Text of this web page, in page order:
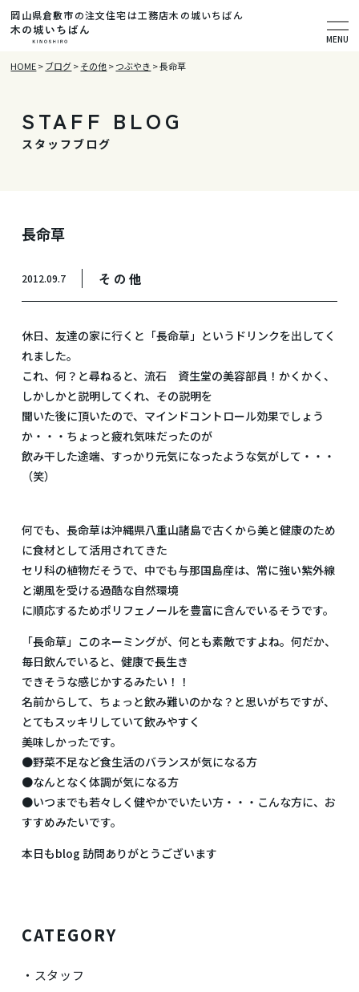
岡山県倉敷市の注文住宅は工務店木の城いちばん
MENU
HOME>ブログ>その他 >つぶやき >長命草
STAFF BLOG
スタッフブログ
長命草
2012.09.7 その他
休日、友達の家に行くと「長命草」というドリンクを出してく
れました。
これ、何？と尋ねると、流石 資生堂の美容部員！かくかく、
しかしかと説明してくれ、その説明を
聞いた後に頂いたので、マインドコントロール効果でしょう
か・・・ちょっと疲れ気味だったのが
飲み干した途端、すっかり元気になったような気がして・・・
（笑）
何でも、長命草は沖縄県八重山諸島で古くから美と健康のため
に食材として活用されてきた
セリ科の植物だそうで、中でも与那国島産は、常に強い紫外線
と潮風を受ける過酷な自然環境
に順応するためポリフェノールを豊富に含んでいるそうです。
「長命草」このネーミングが、何とも素敵ですよね。何だか、
毎日飲んでいると、健康で長生き
できそうな感じかするみたい！！
名前からして、ちょっと飲み難いのかな？と思いがちですが、
とてもスッキリしていて飲みやすく
美味しかったです。
●野菜不足など食生活のバランスが気になる方
●なんとなく体調が気になる方
●いつまでも若々しく健やかでいたい方・・・こんな方に、お
すすめみたいです。
本日もblog 訪問ありがとうございます
CATEGORY
スタッフ